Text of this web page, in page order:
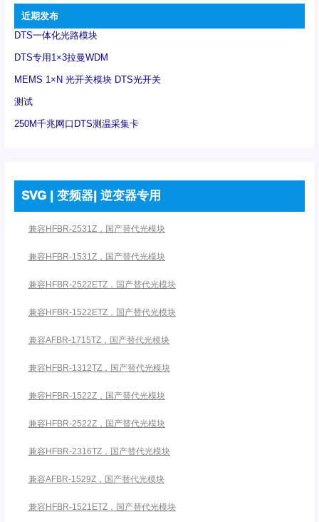
近期发布
DTS一体化光路模块
DTS专用1×3拉曼WDM
MEMS 1×N 光开关模块 DTS光开关
测试
250M千兆网口DTS测温采集卡
SVG | 变频器| 逆变器专用
兼容HFBR-2531Z，国产替代光模块
兼容HFBR-1531Z，国产替代光模块
兼容HFBR-2522ETZ，国产替代光模块
兼容HFBR-1522ETZ，国产替代光模块
兼容AFBR-1715TZ，国产替代光模块
兼容HFBR-1312TZ，国产替代光模块
兼容HFBR-1522Z，国产替代光模块
兼容HFBR-2522Z，国产替代光模块
兼容HFBR-2316TZ，国产替代光模块
兼容AFBR-1529Z，国产替代光模块
兼容HFBR-1521ETZ，国产替代光模块